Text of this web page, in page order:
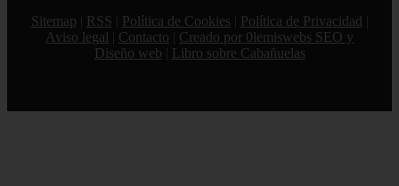
Sitemap
RSS Política de Cookies Política de Privacidad
Aviso legal
Contacto
Creado por 0lemiswebs SEO y
Diseño web
Libro sobre Cabañuelas